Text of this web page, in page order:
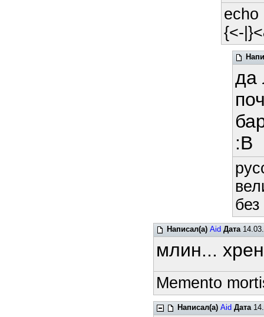
echo
{<-
да
:В
Написал(а) Aid Дата
млин...
Memento
Написал(а) Aid Дата